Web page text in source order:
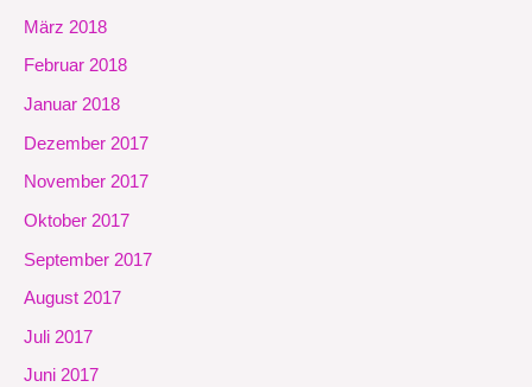
März 2018
Februar 2018
Januar 2018
Dezember 2017
November 2017
Oktober 2017
September 2017
August 2017
Juli 2017
Juni 2017